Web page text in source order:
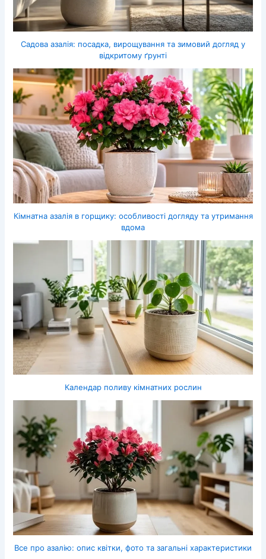
Садова азалія: посадка, вирощування та зимовий догляд у
відкритому ґрунті
Кімнатна азалія в горщику: особливості догляду та утримання
вдома
Календар поливу кімнатних рослин
Все про азалію: опис квітки, фото та загальні характеристики